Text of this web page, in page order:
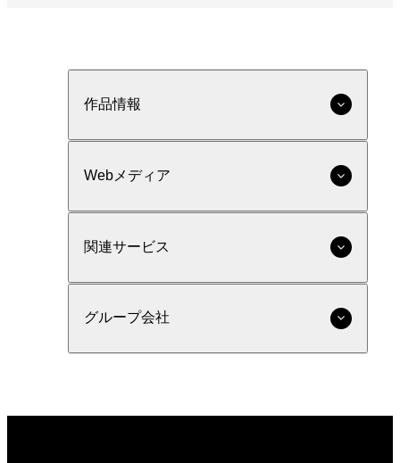
作品情報
Webメディア
関連サービス
グループ会社